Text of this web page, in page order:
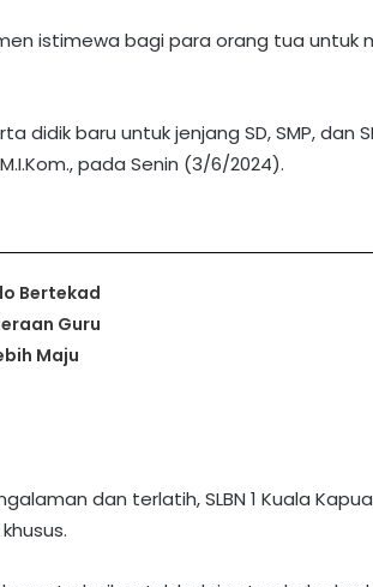
istimewa bagi para orang tua untuk
didik baru untuk jenjang SD, SMP, dan
pada Senin (3/6/2024).
Bertekad
Guru
Maju
dan terlatih, SLBN 1 Kuala